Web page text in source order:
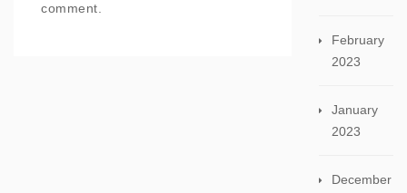
comment.
February
2023
January
2023
December